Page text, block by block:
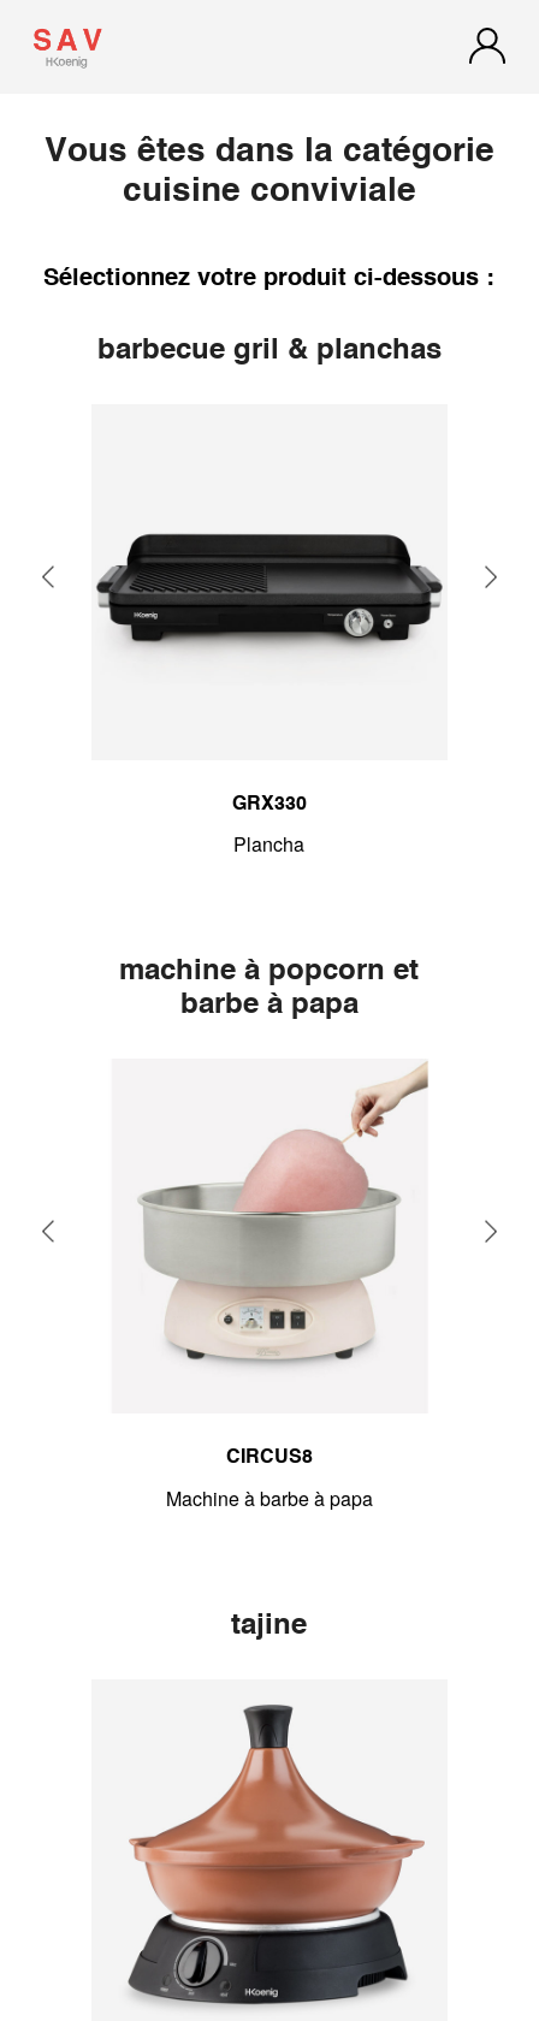
Vous êtes dans la catégorie
cuisine conviviale
Sélectionnez votre produit ci-dessous :
barbecue gril & planchas
GRX330
Plancha
machine à popcorn et
barbe à papa
CIRCUS8
Machine à barbe à papa
tajine